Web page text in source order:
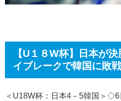
【U１８W杯】日本が
イブレークで韓国に敗戦
＜U18W杯：日本4－5韓国＞